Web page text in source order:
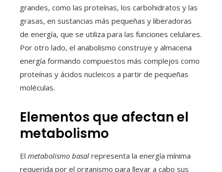
grandes, como las proteínas, los carbohidratos y las
grasas, en sustancias más pequeñas y liberadoras
de energía, que se utiliza para las funciones celulares.
Por otro lado, el anabolismo construye y almacena
energía formando compuestos más complejos como
proteínas y ácidos nucleicos a partir de pequeñas
moléculas.
Elementos que afectan el
metabolismo
El metabolismo basal representa la energía mínima
requerida por el organismo para llevar a cabo sus